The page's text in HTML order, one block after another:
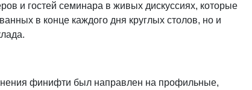
и гостей семинара в живых дискуссиях, которые
в конце каждого дня круглых столов, но и
финифти был направлен на профильные,